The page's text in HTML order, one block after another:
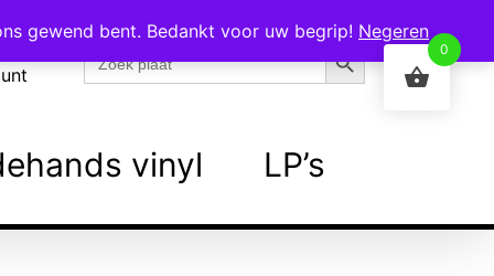
naar:
Zoekknop
vinyl LP’s
gewend bent. Bedankt voor uw begrip! Negeren
0